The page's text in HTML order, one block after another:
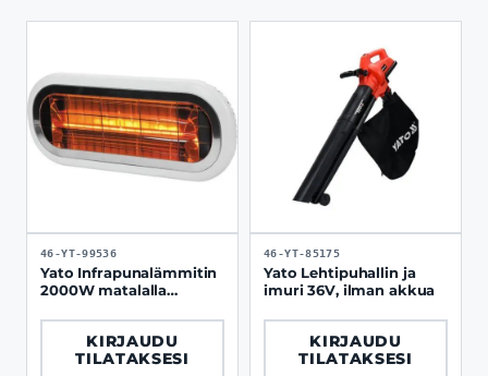
46-YT-99536
Yato Infrapunalämmitin
2000W matalalla
KIRJAUDU
TILATAKSESI
46-YT-85175
Yato Lehtipuhallin ja
imuri 36V, ilman akkua
KIRJAUDU
TILATAKSESI